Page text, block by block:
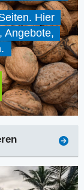
Hier
Angebote,